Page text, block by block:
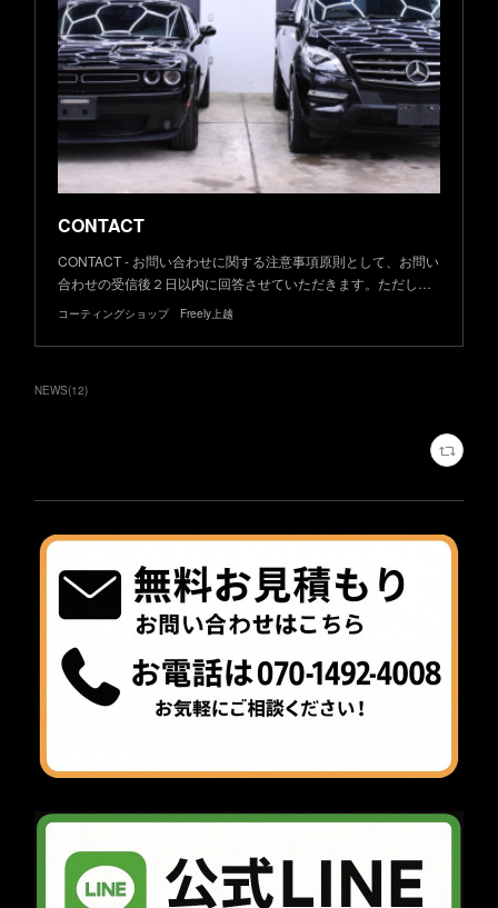
CONTACT
CONTACT - お問い合わせに関する注意事項原則として、お問い
合わせの受信後２日以内に回答させていただきます。ただし…
コーティングショップ Freely上越
NEWS(12)